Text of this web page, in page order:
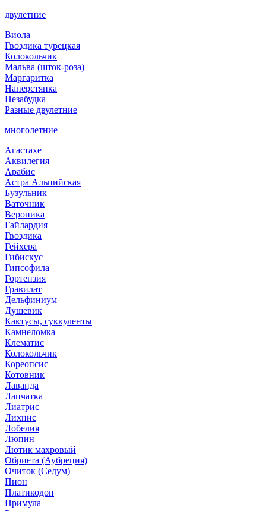
двулетние
Виола
Гвоздика турецкая
Колокольчик
Мальва (шток-роза)
Маргаритка
Наперстянка
Незабудка
Разные двулетние
многолетние
Агастахе
Аквилегия
Арабис
Астра Альпийская
Бузульник
Ваточник
Вероника
Гайлардия
Гвоздика
Гейхера
Гибискус
Гипсофила
Гортензия
Гравилат
Дельфиниум
Душевик
Кактусы, суккуленты
Камнеломка
Клематис
Колокольчик
Кореопсис
Котовник
Лаванда
Лапчатка
Лиатрис
Лихнис
Лобелия
Люпин
Лютик махровый
Обриета (Аубреция)
Очиток (Седум)
Пион
Платикодон
Примула